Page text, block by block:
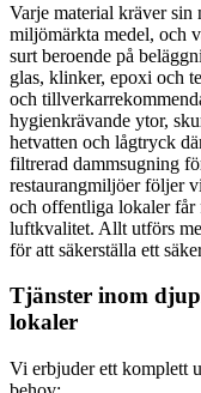
Varje material kräver sin
miljömärkta medel, och
surt beroende på
glas, klinker, epoxi och
och
hygienkrävande ytor,
hetvatten och lågtryck
filtrerad dammsugning
restaurangmiljöer följer
och offentliga lokaler får
luftkvalitet. Allt utförs
för att säkerställa ett
Tjänster inom
lokaler
Vi erbjuder ett komplett